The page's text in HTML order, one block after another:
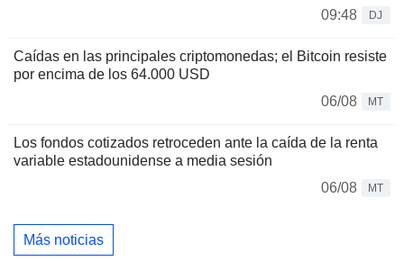
09:48
DJ
Caídas en las principales criptomonedas; el Bitcoin resiste
por encima de los 64.000 USD
06/08
MT
Los fondos cotizados retroceden ante la caída de la renta
variable estadounidense a media sesión
06/08
MT
Más noticias